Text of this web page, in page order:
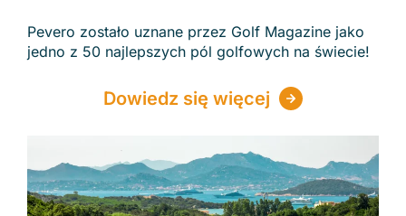
Pevero zostało uznane przez Golf Magazine jako
jedno z 50 najlepszych pól golfowych na świecie!
Dowiedz się więcej